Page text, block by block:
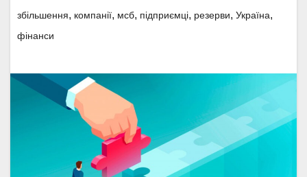
збільшення, компанії, мсб, підприємці, резерви, Україна,
фінанси